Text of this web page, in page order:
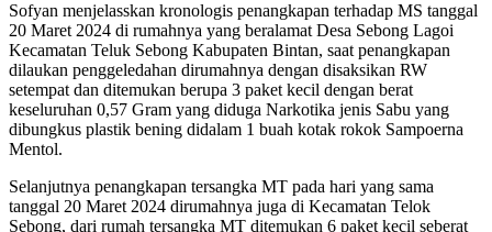
Sofyan menjelasskan kronologis penangkapan terhadap MS tanggal
20 Maret 2024 di rumahnya yang beralamat Desa Sebong Lagoi
Kecamatan Teluk Sebong Kabupaten Bintan, saat penangkapan
dilaukan penggeledahan dirumahnya dengan disaksikan RW
setempat dan ditemukan berupa 3 paket kecil dengan berat
keseluruhan 0,57 Gram yang diduga Narkotika jenis Sabu yang
dibungkus plastik bening didalam 1 buah kotak rokok Sampoerna
Mentol.
Selanjutnya penangkapan tersangka MT pada hari yang sama
tanggal 20 Maret 2024 dirumahnya juga di Kecamatan Telok
Sebong, dari rumah tersangka MT ditemukan 6 paket kecil seberat